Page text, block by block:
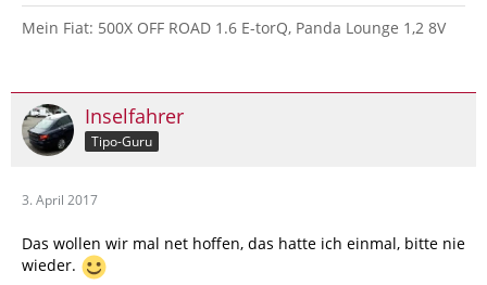
Mein Fiat: 500X OFF ROAD 1.6 E-torQ, Panda Lounge 1,2 8V
Inselfahrer
Tipo-Guru
3. April 2017
Das wollen wir mal net hoffen, das hatte ich einmal, bitte nie
wieder.